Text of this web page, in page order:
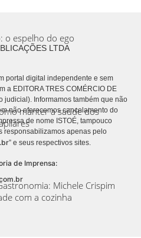
o espelho do ego
manter a saúde dos
Michele Crispim
com a cozinha
LTDA
portal digital independente e sem
a EDITORA TRES COMÉRCIO DE
judicial). Informamos também que não
não oferecemos cancelamento do
de nome ISTOÉ, tampouco
responsabilizamos apenas pelo
” e seus respectivos sites.
de Imprensa: